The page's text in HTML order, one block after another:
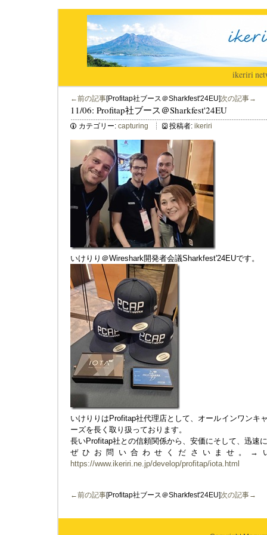
ikeriri|
←前の記事[Profitap社ブース＠Sharkfest'24EU]次の記事→
11/06: Profitap社ブース＠Sharkfest'24EU
カテゴリー: capturing 投稿者: ikeriri
いけりり＠Wireshark開発者会議Sharkfest'24EUです。
いけりりはProfitap社代理店として、オールインワンキ
ーズを長く取り扱っております。
長いProfitap社との信頼関係から、安価にそして、迅速
ぜひお問い合わせくださいませ。→
https://www.ikeriri.ne.jp/develop/profitap/iota.html
←前の記事[Profitap社ブース＠Sharkfest'24EU]次の記事→